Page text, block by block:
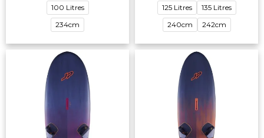
100 Litres
234cm
125 Litres
135 Litres
240cm
242cm